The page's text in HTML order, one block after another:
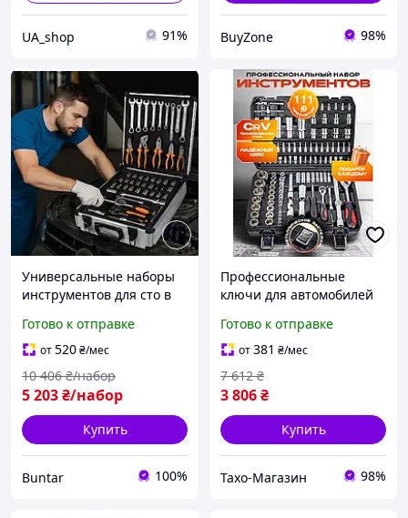
UA_shop 91% BuyZone 98%
Универсальные наборы
инструментов для сто в
BUN-891
Готово к отправке
от520₴/мес
5 203₴/набор
10 406 ₴/набор
Купить
Buntar 100%
Профессиональные
ключи для автомобилей
инструментов для сто,
Набор инструментов для
дома, THO
Готово к отправке
от381 ₴/мес
3 806₴
7 612 ₴
Купить
Тахо-Магазин 98%